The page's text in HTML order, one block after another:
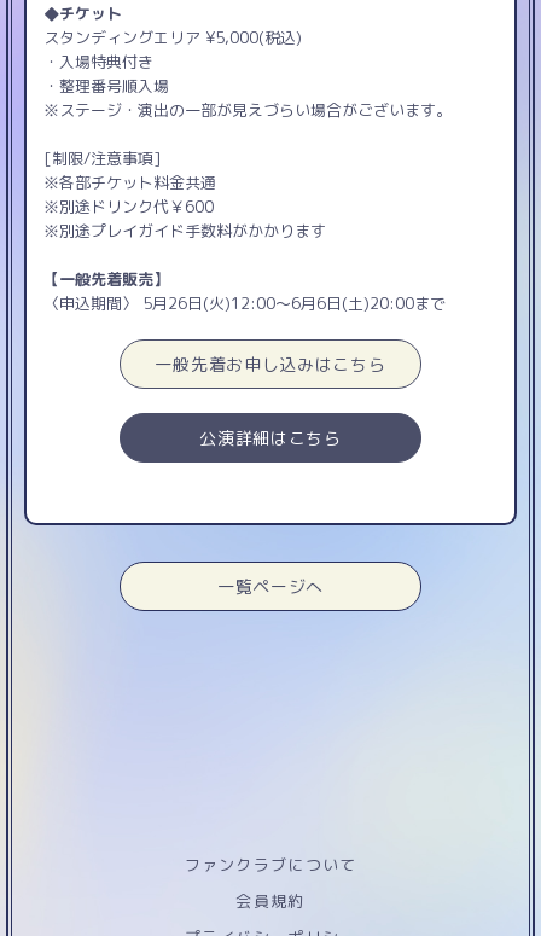
◆チケット
スタンディングエリア ¥5,000(税込)
・入場特典付き
・整理番号順入場
※ステージ・演出の一部が見えづらい場合がございます。
[制限/注意事項]
※各部チケット料金共通
※別途ドリンク代￥600
※別途プレイガイド手数料がかかります
【一般先着販売】
〈申込期間〉 5月26日(火)12:00〜6月6日(土)20:00まで
一般先着お申し込みはこちら
公演詳細はこちら
一覧ページへ
ファンクラブについて
会員規約